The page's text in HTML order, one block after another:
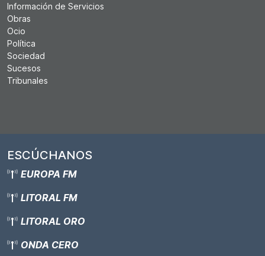
Información de Servicios
Obras
Ocio
Política
Sociedad
Sucesos
Tribunales
ESCÚCHANOS
EUROPA FM
LITORAL FM
LITORAL ORO
ONDA CERO